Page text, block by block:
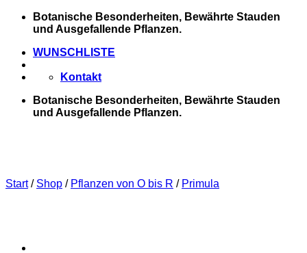
Zum
Botanische Besonderheiten, Bewährte Stauden
und Ausgefallende Pflanzen.
WUNSCHLISTE
Kontakt
Botanische Besonderheiten, Bewährte Stauden
und Ausgefallende Pflanzen.
Start / Shop / Pflanzen von O bis R / Primula